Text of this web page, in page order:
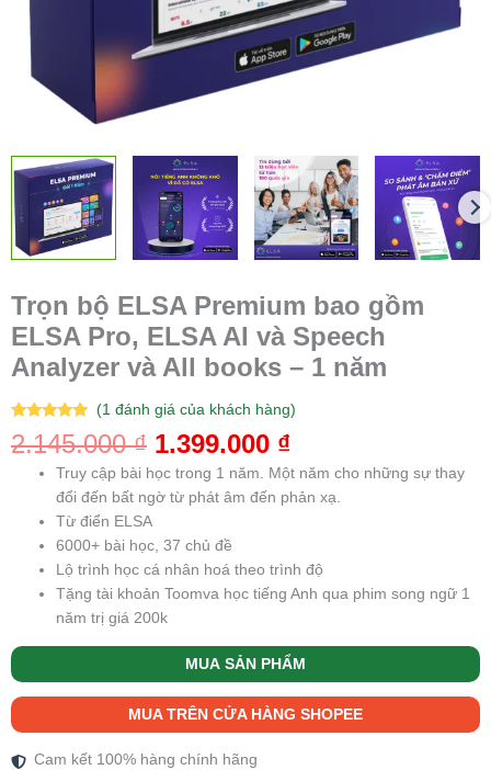
Trọn bộ ELSA Premium bao gồm
ELSA Pro, ELSA AI và Speech
Analyzer và All books – 1 năm
5.00trên 5
dựa trên
1
(1đánh giá của khách hàng)
2.145.000₫ 1.399.000 ₫
Truy cập bài học trong 1 năm. Một năm cho những sự thay
đổi đến bất ngờ từ phát âm đến phản xạ.
Từ điển ELSA
6000+ bài học, 37 chủ đề
Lộ trình học cá nhân hoá theo trình độ
Tặng tài khoản Toomva học tiếng Anh qua phim song ngữ 1
năm trị giá 200k
MUA SẢN PHẨM
MUA TRÊN CỬA HÀNG SHOPEE
Cam kết 100% hàng chính hãng